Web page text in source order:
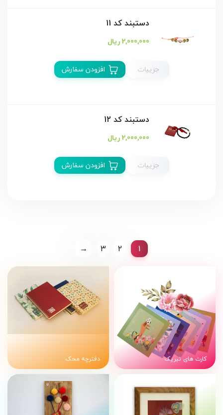
دستبند كد 11
2,000,000 ریال
جزییات افزودن سفارش
دستبند كد 12
2,000,000 ریال
جزییات افزودن سفارش
1
2
3
→
کارت های تبریک دفترچه محک